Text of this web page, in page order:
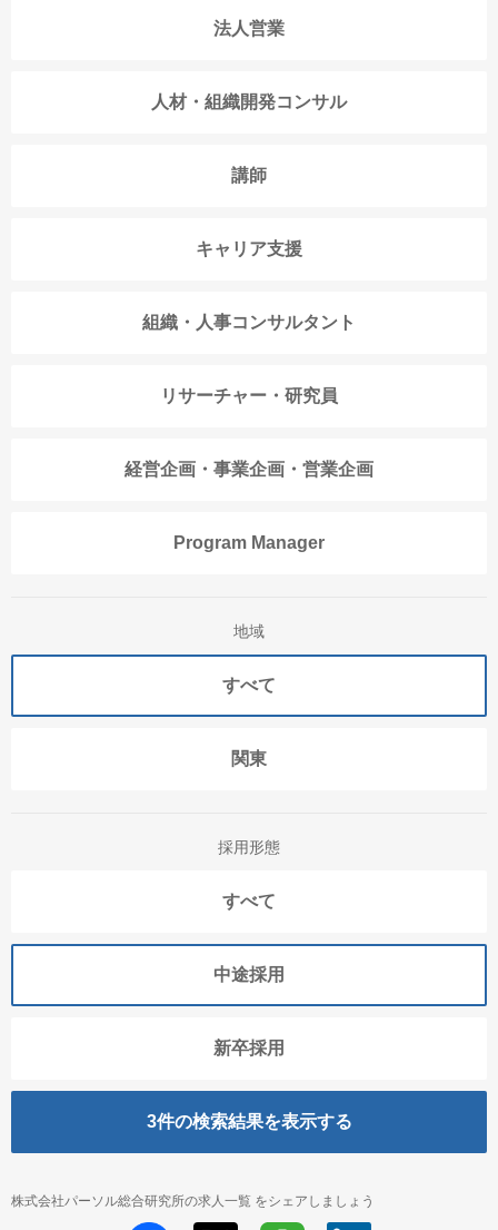
法人営業
人材・組織開発コンサル
講師
キャリア支援
組織・人事コンサルタント
リサーチャー・研究員
経営企画・事業企画・営業企画
Program Manager
地域
すべて
関東
採用形態
すべて
中途採用
新卒採用
3件の検索結果を表示する
株式会社パーソル総合研究所の求人一覧 をシェアしましょう